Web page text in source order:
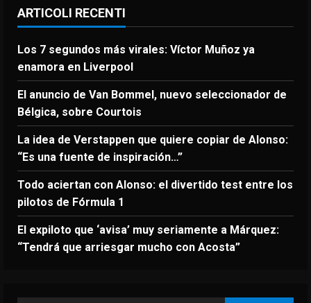
ARTICOLI RECENTI
Los 7 segundos más virales: Víctor Muñoz ya
enamora en Liverpool
El anuncio de Van Bommel, nuevo seleccionador de
Bélgica, sobre Courtois
La idea de Verstappen que quiere copiar de Alonso:
“Es una fuente de inspiración…”
Todo aciertan con Alonso: el divertido test entre los
pilotos de Fórmula 1
El expiloto que ‘avisa’ muy seriamente a Márquez:
“Tendrá que arriesgar mucho con Acosta”